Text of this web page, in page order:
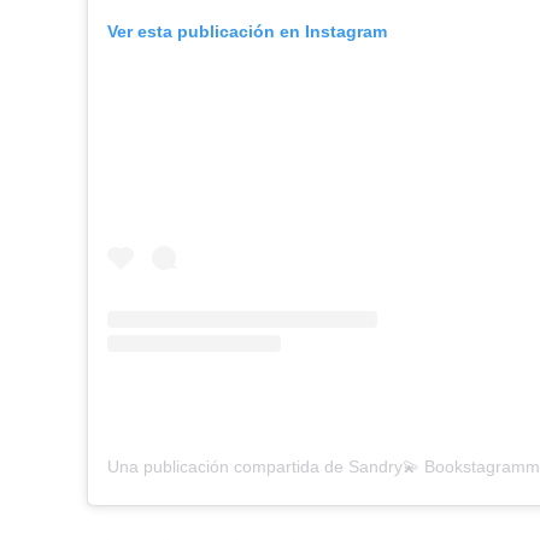
Ver esta publicación en Instagram